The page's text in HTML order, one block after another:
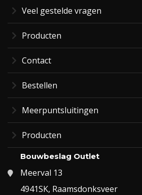
Veel gestelde vragen
Producten
Contact
Bestellen
Meerpuntsluitingen
Producten
Bouwbeslag Outlet
Meerval 13
4941SK, Raamsdonksveer